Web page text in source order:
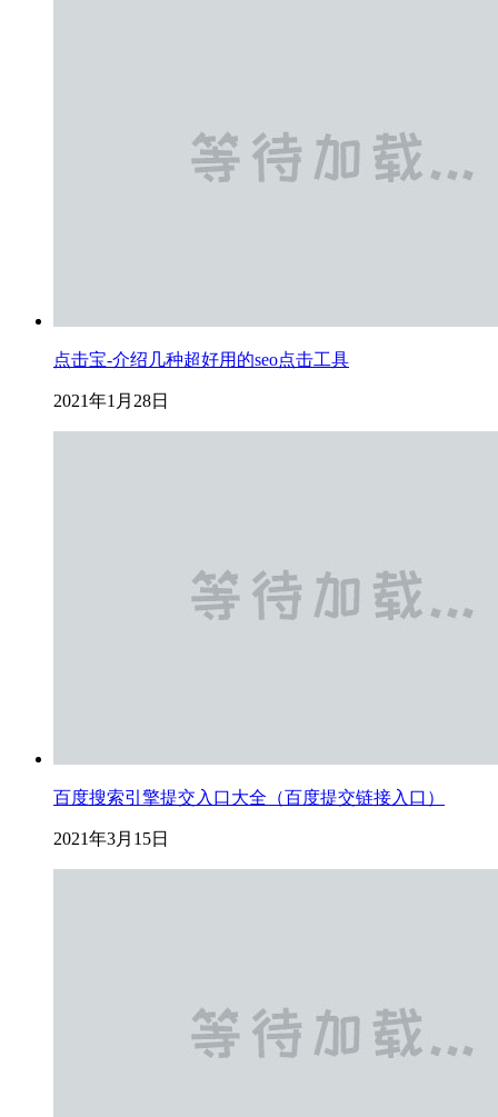
点击宝-介绍几种超好用的seo点击工具
2021年1月28日
百度搜索引擎提交入口大全（百度提交链接入口）
2021年3月15日